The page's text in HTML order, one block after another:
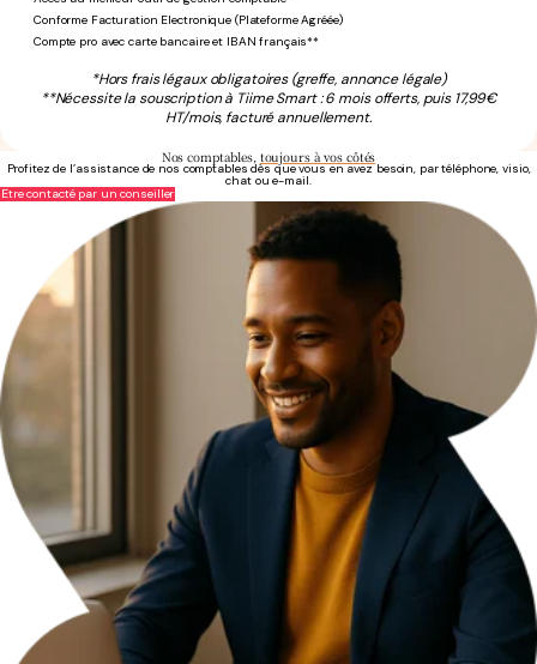
Conforme Facturation Electronique (Plateforme Agréée)
Compte pro avec carte bancaire et IBAN français**
*Hors frais légaux obligatoires (greffe, annonce légale)
**Nécessite la souscription à Tiime Smart : 6 mois offerts, puis 17,99€
HT/mois, facturé annuellement.
Nos comptables, toujours à vos côtés
Profitez de l’assistance de nos comptables dès que vous en avez besoin, par téléphone, visio,
chat ou e-mail.
Être contacté par un conseiller